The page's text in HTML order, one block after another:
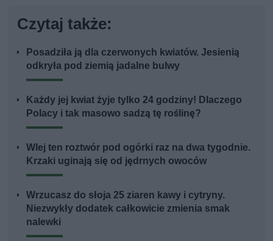
Czytaj także:
Posadziła ją dla czerwonych kwiatów. Jesienią
odkryła pod ziemią jadalne bulwy
Każdy jej kwiat żyje tylko 24 godziny! Dlaczego
Polacy i tak masowo sadzą tę roślinę?
Wlej ten roztwór pod ogórki raz na dwa tygodnie.
Krzaki uginają się od jędrnych owoców
Wrzucasz do słoja 25 ziaren kawy i cytryny.
Niezwykły dodatek całkowicie zmienia smak
nalewki